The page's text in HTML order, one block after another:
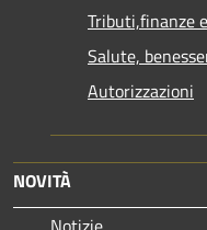
Tributi,finanze
Salute,
Autorizzazioni
NOVITÀ